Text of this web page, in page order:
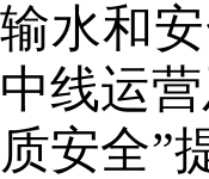
输水和安
中线运
质安全”